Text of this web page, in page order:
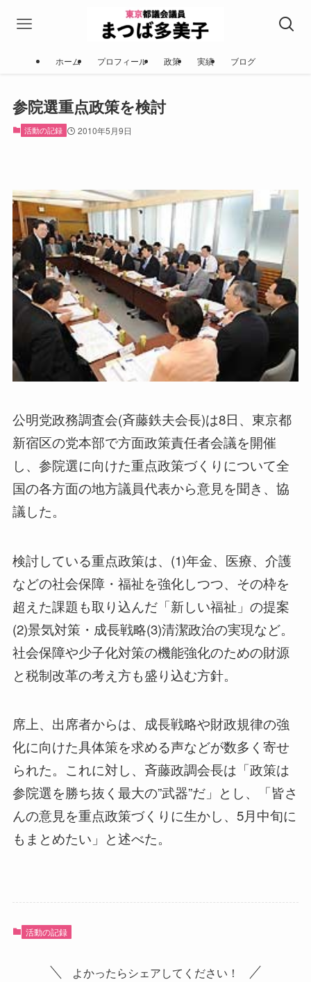
ホーム プロフィール 政策 実績 ブログ
参院選重点政策を検討
活動の記録 2010年5月9日
公明党政務調査会(斉藤鉄夫会長)は8日、東京都
新宿区の党本部で方面政策責任者会議を開催
し、参院選に向けた重点政策づくりについて全
国の各方面の地方議員代表から意見を聞き、協
議した。
検討している重点政策は、(1)年金、医療、介護
などの社会保障・福祉を強化しつつ、その枠を
超えた課題も取り込んだ「新しい福祉」の提案
(2)景気対策・成長戦略(3)清潔政治の実現など。
社会保障や少子化対策の機能強化のための財源
と税制改革の考え方も盛り込む方針。
席上、出席者からは、成長戦略や財政規律の強
化に向けた具体策を求める声などが数多く寄せ
られた。これに対し、斉藤政調会長は「政策は
参院選を勝ち抜く最大の”武器”だ」とし、「皆さ
んの意見を重点政策づくりに生かし、5月中旬に
もまとめたい」と述べた。
活動の記録
よかったらシェアしてください！